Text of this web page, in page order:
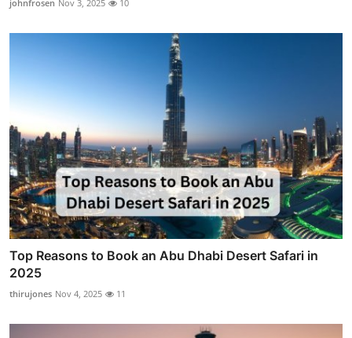
johnfrosen Nov 3, 2025 10
Top Reasons to Book an Abu Dhabi Desert Safari in
2025
thirujones Nov 4, 2025 11